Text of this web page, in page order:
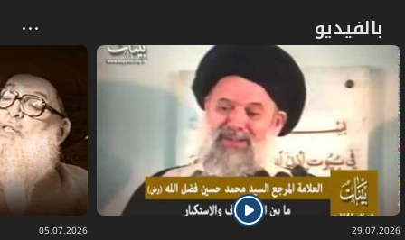
بالفيديو
29.07.2026
05.07.2026